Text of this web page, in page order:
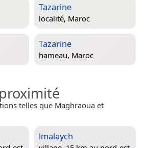
Tazarine
localité, Maroc
Tazarine
hameau, Maroc
telles que Maghraoua et
lmalaych